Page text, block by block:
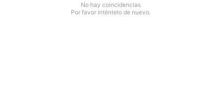
No hay coincidencias
Por favor inténtelo de nuevo.